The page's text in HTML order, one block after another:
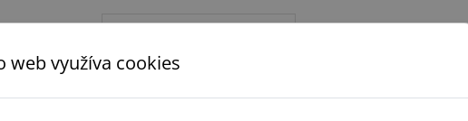
web využíva cookies